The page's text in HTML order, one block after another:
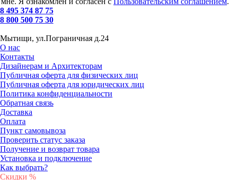
8 495 374 87 75
8 800 500 75 30
Мытищи, ул.Пограничная д.24
О нас
Контакты
Дизайнерам и Архитекторам
Публичная оферта для физических лиц
Публичная оферта для юридических лиц
Политика конфиденциальности
Обратная связь
Доставка
Оплата
Пункт самовывоза
Проверить статус заказа
Получение и возврат товара
Установка и подключение
Как выбрать?
Скидки %